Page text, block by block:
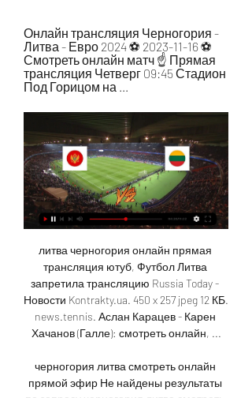
Онлайн трансляция Черногория -
Литва - Евро 2024 ⚽ 2023-11-16 ⚽
Смотреть онлайн матч ☝ Прямая
трансляция Четверг 09:45 Стадион
Под Горицом на ...
литва черногория онлайн прямая трансляция ютуб, Футбол Литва запретила трансляцию Russia Today - Новости Kontrakty.ua. 450 x 257 jpeg 12 КБ. news.tennis. Аслан Карацев - Карен Хачанов (Галле): смотреть онлайн, ...

черногория литва смотреть онлайн прямой эфир Не найдены результаты по запросу черногория литва смотреть онлайн прямой эфир. © Майкрософт (Microsoft), 2023. Заявление о конфиденциальности и файлы cookie ...

Литва. Трансляция матча 16.11.2023 смотреть онлайн 19 часов назад — Черногория - Литва Трансляция матча смотреть онлайн 16.11.2023 : Футбол : УЕФА ЕВРО 2024. Чемпионат Европы по футболу. Отборочные матчи.

00 П2 10. 50 Двойной шанс 1X 1. 05 12 1. 18 X2 3. 25 Группа Тур Дата, время Счет П1 Х П2 Группа I 7 15. 11. 2023 22:45 Группа I, Тур 7 Израиль – Швейцария 1: 1 8 12. 2023 22:45 Группа I, Тур 8 Косово 1: 0 Группа H 17. 10. 2023 21:45 Группа H, Тур 8 Сан-Марино Дания 1: 2 Группа C Группа C, Тур 8 Мальта Украина 1: 3 Группа G Группа G, Тур 8 Сербия Черногория 3: 1 Литва Венгрия 2: 2 Северная Ирландия Словения 0: 1 Англия Италия 17. 2023 19:00 Финляндия Казахстан Группа B 16. 2023 21:45 Группа B, Тур 8 Греция Нидерланды Полный календарь 9 16. 2023 20:00 Группа G, Тур 9 Болгария –: – Группа F Группа F, Тур 9 Азербайджан Швеция Группа A Группа A, Тур 9 Кипр Испания Эстония Австрия Грузия Шотландия Группа J 16. 

Литва - Черногория смотреть онлайн - ODDS.ru 7 сент. 2023 г. — Смотреть онлайн трансляцию матча Литва - Черногория ✓: Чемпионат Европы Квалификация 2024, 7 ⚽ начало прямой трансляции матча по Футболу в ...

Черногория - Литва, 16 ноября 2023 - смотреть онлайн, прямая трансляция матча - ЕВРО-2024 - отборочный турнир Чемпионата Европы16 ноября 2023, четверг. 22:45 МСК Группа G. 9-й тур Стадион: Под Горицом (Подгорица, Черногория), вместимость: 15230 Кто победит в основное время? Уведомления по матчам в мобильном приложении «Чемпионата» Скачать Черногория — Литва Приветствуем всех любителей спорта! Рады предложить вашему вниманию онлайн-трансляцию матча Черногория – Литва в рамках турнира ЧЕ-2024 - квалификация, Группа G. 

4 31Чат: ФУТБОЛ16-11-2023, 07:11 МОК предостерег от участия в Играх дружбы в РФ, чемпионка России Акатьева может пропустить сезон, Челси и офшоры Абрамовича, Рублев мимо плей-офф итогового, а Медведев – в полуфинале, Смолов стал отцо16-11-2023, 07:00 Бразильцы готовы рискнуть Жезусом против Аргентины16-11-2023, 06:15 Игорь Егоров о судьях из Саудовской Аравии и Катара в РПЛ: Это арбитры третьего света. 

Черногория - Литва 16.11.2023 4 часа назад — Смотреть онлайн: Черногория - Литва (Евро) ✓️ 16.11.2023 ✓️ Смотреть матч онлайн ☝ Прямая трансляция ☛ четверг - 21:45 - Футбол на SPORT ...

В последней встрече команда Литва одержала победу. В этом матче команда Литва забила 0 мячей, а Черногория 0 мячей. 07. 09. 23 Литва - Черногория 17. 10. 23 Литва - Венгрия 14. 23 Болгария - Литва 10. 23 Литва - Сербия 20. 06. 23 Венгрия - Литва 2-0 17. 23 Литва - Болгария Сербия - Черногория 3-1 Черногория - Болгария Черногория - Венгрия 0-0 27. 03. 

Литва - Черногория - результаты матча 7 сентября 2023﻿ Литва - Черногория - результаты матча 7 сентября 2023 Хоккей Новости хоккея Хоккей онлайн Хоккейные хайлайты NHL AHL КХЛ ВХЛ МХЛ Беларусь Казахстан Футбол Новости футбола Футбол онлайн Евро-2024 РПЛ ФНЛ Лига чемпионов Лига Европы Англия Германия Испания Италия Португалия Франция Еще... Бельгия Украина РЕКЛАМА, 18+ О рекламодателеРекламодатель: ООО «БК «ПАРИ» Завершен, 15 ноября Баффало Бостон 2-5 Коламбус Питтсбург 3-5 Монреаль Калгари 1-2 Вашингтон Вегас 3-0 Сент-Луис Тампа-Бэй 5-0 Нэшвилл Анахайм 2-3 Даллас Аризона 4-3ОТ Виннипег Нью-Джерси 6-3 Калгари Рэнглерс Бейкерсфилд Кондорс Сан-Хосе Флорида Омские Крылья АКМ 1-4 Металлург Нк Югра 4-7 Сибирские Снайперы Омские Ястребы 3-4ОТ Норильск Ростов 8-3 Динамо-Алтай Рубин Сокол Тамбов 0-5 Химик Торос 4-2 Гомель Неман Экстралига Беларуси Академия Михайлова U20 Академия Михайлова 3-6 Динамо Спб Ижсталь 5-1 Рязань Челны Лида Витебск МХК Атлант Капитан 5-3 Хартфорд Вулф Пэк Спрингфилд Тандербердс Гранд-Рэпидс Чикаго Вулвз 5-2 СКА-Нева Молот-Прикамье 0-2 ЦСКА Амур 2-1 Сербия 1-0 Товарищеские матчи Израиль Швейцария 1-1 Чемпионат Европы Завершен, 16 ноября Лаваль Рокетс Бельвилль Сенаторз 6-4 Уилкс-Берри Скрэнтон Херши Беарз 4-5ОТ Каролина Филадельфия 1-3 • LIVE Эдмонтон Сиэтл Колорадо Хендерсон Сильвер Найтс Коачелла Вэлли Файрбердс Ванкувер Нью-Йорк Сан-Диего Галлс Шарлотт Чекерс СЕГОДНЯ, 13:00 Кузнецкие Медведи Ирбис СЕГОДНЯ, 14:00 Химик Новополоцк Юность-Минск СЕГОДНЯ, 15:30 Сибирь Металлург Мг СЕГОДНЯ, 16:00 Горняк Актобе Чемпионат Казахстана СЕГОДНЯ, 16:30 Южный Урал Барс Горняк-УГМК Нефтяник СЕГОДНЯ, 17:00 Бейбарыс Иртыш Трактор Барыс СЕГОДНЯ, 18:00 Спутник Толпар Реактор Авто СЕГОДНЯ, 19:00 Ак Барс Динамо Москва Северная Македония U21 Грузия U21 Чемпионат Европы до 21 года Сан-Марино U21 Италия U21 Мальта U21 Казахстан U21 Локомотив Куньлунь Ред Стар Северсталь СКА Брест Динамо-Молодечно Металлург-Жлобин Локомотив-Орша СЕГОДНЯ, 19:10 Динамо Минск Витязь СЕГОДНЯ, 19:30 Спартак Салават Юлаев ХК Сочи Лада СЕГОДНЯ, 20:00 Азербайджан Швеция Грузия Шотландия Эстония Австрия СЕГОДНЯ, 22:00 Оттава Детройт СЕГОДНЯ, 22:45 Кипр Болгария Венгрия Лихтенштейн Черногория Литва Словакия Исландия Люксембург Босния и Герцеговина 17 ноября, 03:00 Кливленд Монстерс Рочестер Американс 17 ноября, 04:30 Чикаго 17 ноября, 05:00 17 ноября, 06:00 17 ноября, 06:30 Лос-Анджелес 17 ноября, 14:30 17 ноября, 15:00 17 ноября, 15:30 Звезда 17 ноября, 16:00 17 ноября, 16:30 Авангард Адмирал 17 ноября, 17:00 Мамонты Югры Стальные Лисы 17 ноября, 18:00 Сан-Марино Кардифф Дэвилз Номад Русские Витязи Алмаз 17 ноября, 19:00 Австрия U21 Франция U21 Испания U21 Венгрия U21 Академия СКА-Юниор МХК Спартак Германия U21 Эстония U21 Нефтехимик Украина U21 Люксембург U21 17 ноября, 20:00 Финляндия Северная Ирландия 17 ноября, 20:30 Швейцария U21 Армения U21 17 ноября, 22:00 Торонто 17 ноября, 22:45 Дания Словения Мальта Северная Македония Молдова Албания Польша Чехия HD Футбол онлайн | Матчи 7 сентября 2023 | Чемпионат Европы | Турнирная таблица | Результаты 07/09/2023 2-2 07/09/2023 Литва - Черногория Инфо H2H 7 сентября 2023 года, состоялся футбольный матч между командой Литва и командой Черногория, который проходил в рамках Чемпионата Европы. 

Литва смотреть онлайн трансляцию 16.11.2023 через 4 часа — Бесплатная прямая онлайн трансляция матча между Черногория и Литва в Отборочный турнир ЕВРО. в сезоне 2023-2024, которая состоится ...

Литва 2:2 Черногория - 7 сентября 2023 - прямая Смотрите прямую трансляцию матча Литва - Черногория онлайн. И будьте в курсе Смотреть. 0'. 90'+6.

Черногория - Литва ≺ 16. 11. 2023 ≻ Смотреть онлайн трансляцию матча ⋆ Евро 2024, Квалификация ⇒ Футбол сегодня онлайн на СПОРТ. UAПОПУЛЯРНЫЕ НОВОСТИ Футбол | 15. 2023, 22:34 The Athletic – о возможной новой роли для Александра Зинченко в «Арсенале» 15. 2023, 20:00 УЕФА внедряет новшества: что изменится в Лиге чемпионов? 15. 2023, 11:46 Алексей Сливченко – о нашумевшей истории вокруг сборной Украины U-19… 15. 2023, 08:42 О нем должны были помнить из-за голов и ярких действий на поле, но вспоминают лишь ориентацию 14. 2023, 20:00 Горнякам необходимо дойти по поздних стадий Лиги чемпионов 2023/24 14. 

2023. Предлагаем вашему вниманию полную информацию по матчу, статистику моментов, результат онлайн, текстовую трансляцию, обзор матча, таблицы. Черногория-:-Литва Составы команд Информация по матчу обновляется автоматически Статистика и серия последних 5 игр Черногория 2-1 Болгария Литва 2-2 Черногория Черногория 0-2 Сербия Болгария 0-1 Черногория 2-0 Финляндия Тотал забитых: 1. 4 | Тотал пропущенных: 1 Болгария 0-2 Литва Венгрия 2-0 Литва 1-1 Сербия 2-0 Литва Тотал забитых: 1 | Тотал пропущенных: 1. 

9-й тур. Начало встречи 16 ноября 2023 года запланировано на 22:45 по московскому времени и пройдет на стадионе Под Горицом. Выступление в турнире Соотношение статистических данных команд 40. 83% владения мячом 42. 43 Актуальные материалы 04:53 20:47 00:08 23:43 23:41 09:13 09:33 08:30 02:40 00:12 Результаты голосования Исход в основное время П1 1. 35 Х 5. 

Страница матча Футбол. SPORTARENA. comЛитва - Черногория о матче 27 июня 2015, Евробаскет. Женщины. Матчи за 5-8 местаДорогие читатели, мы рады видеть вас на онлайн трансляции и анонсе матча Литва - Черногория. 27 июня 2015, в 17:00 произойдет очередной баскетбольный матч между командой Литва и командой Черногория, матч будет проходить в рамках Матч за 7 место регулярного баскетбольного чемпионата: Евробаскет. Матчи за 5-8 места, баскетбол состоится на домашнем стадионе хозяев. После предыдущего матча наставники обеих команд внесли коррективы как в составы команд, так и в тактические построения своих подопечных. 

Лучше бы верблюдов в зоопарк пригласили16-11-2023, 06:00 Тоттенхэм готов побороться за Андре16-11-2023, 05:59 Лоськов возглавит Казанку. Вторая команда Локо будет воссоздана со следующего сезона Второй лиги16-11-2023, 05:47 Камавинга не сыграет за Францию в ноябре из-за растяжения связок колена. Хавбеку Реала вряд ли потребуется операция16-11-2023, 04:34 Экс-тренер Сочи Гаранин возглавил Черноморец16-11-2023, 04:21 Тренер России U21 Шабаров о 3:1 с Беларусью: Доволен первым таймом, кроме реализации моментов. Второй тайм не совсем удался16-11-2023, 00:59 Двукратный обладатель Кубка Либертадорес Гальярдо возглавит Аль-Иттихад Бензема. Контракт – по схеме 1, 5+1, 516-11-2023, 00:47 Хоселу: Ямаль – жемчужина нашей страны, мы должны всячески поддерживать его и помогать. Он станет фундаментальной фигурой в сборной Испании16-11-2023, 00:43 Товарищеский матч. Бельгия победила Сербию (1:0) благодаря голу Карраско16-11-2023, 00:29 Арсенал и Ньюкасл интересуются Брандтом. 

Черногория - Литва. Трансляция матча 16. 11. 2023 смотреть онлайнЧАТ | Четверг, 16 Ноября 2023 года | Время: 07:20 Новости спорта: Футбол, Лига Чемпионов и Европы, Хоккей, Теннис, обзоры, статистика, таблицы, голы, повторы, результаты, трансляции онлайн Футбол: УЕФА ЕВРО 2024. Чемпионат Евр